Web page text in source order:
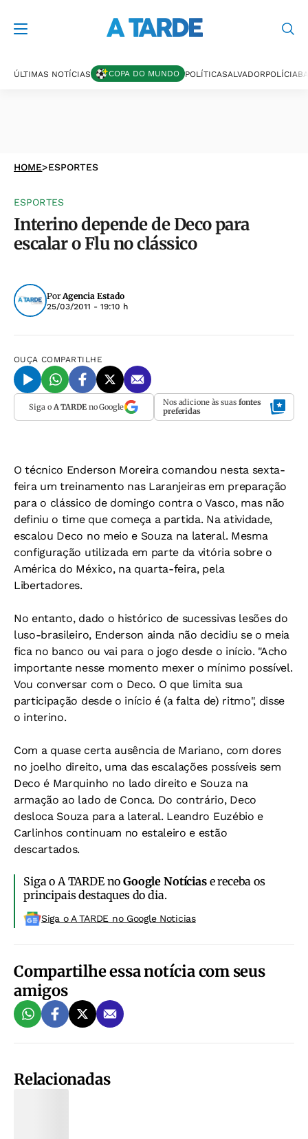
ÚLTIMAS NOTÍCIAS COPA DO MUNDO POLÍTICASALVADORPOLÍCIA
HOME>ESPORTES
ESPORTES
Interino depende de Deco para
escalar o Flu no clássico
PorAgencia Estado
25/03/2011 - 19:10 h
OUÇA COMPARTILHE
Siga o A TARDEno Google Nos adicione às suas fontes
preferidas
O técnico Enderson Moreira comandou nesta sexta-
feira um treinamento nas Laranjeiras em preparação
para o clássico de domingo contra o Vasco, mas não
definiu o time que começa a partida. Na atividade,
escalou Deco no meio e Souza na lateral. Mesma
configuração utilizada em parte da vitória sobre o
América do México, na quarta-feira, pela
Libertadores.
No entanto, dado o histórico de sucessivas lesões do
luso-brasileiro, Enderson ainda não decidiu se o meia
fica no banco ou vai para o jogo desde o início. "Acho
importante nesse momento mexer o mínimo possível.
Vou conversar com o Deco. O que limita sua
participação desde o início é (a falta de) ritmo", disse
o interino.
Com a quase certa ausência de Mariano, com dores
no joelho direito, uma das escalações possíveis sem
Deco é Marquinho no lado direito e Souza na
armação ao lado de Conca. Do contrário, Deco
desloca Souza para a lateral. Leandro Euzébio e
Carlinhos continuam no estaleiro e estão
descartados.
Siga o A TARDE noGoogle Notíciase receba os
principais destaques do dia.
Siga o A TARDE no Google Noticias
Compartilhe essa notícia com seus
amigos
Relacionadas